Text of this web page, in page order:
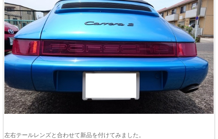
左右テールレンズと合わせて新品を付けてみました。